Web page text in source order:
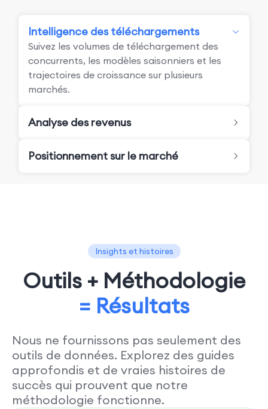
Intelligence des téléchargements
Suivez les volumes de téléchargement des
concurrents, les modèles saisonniers et les
trajectoires de croissance sur plusieurs
marchés.
Analyse des revenus
Positionnement sur le marché
Insights et histoires
Outils + Méthodologie
= Résultats
Nous ne fournissons pas seulement des
outils de données. Explorez des guides
approfondis et de vraies histoires de
succès qui prouvent que notre
méthodologie fonctionne.